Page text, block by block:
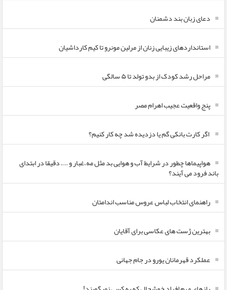
دعای زبان بند دشمنان
استانداردهای زیبایی زنان از مرلین مونرو تا کیم کارداشیان
مراحل رشد کودک از بدو تولد تا ۵ سالگی
پنج واقعیت عجیب اهرام مصر
اگر کارت بانکی گم یا دزدیده شد چه کار کنیم؟
هواپیماها چطور در شرایط آب و هوایی بد مثل مه،غبار و …. دقیقا در ابتدای
باند فرود می آیند؟
راهنمای انتخاب لباس عروس مناسب اندامتان
بهترین ژست های عکاسی برای آقایان
عملکرد قهرمانان یورو در جام جهانی